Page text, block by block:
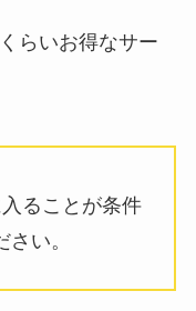
らいお得なサー
ることが条件
い。